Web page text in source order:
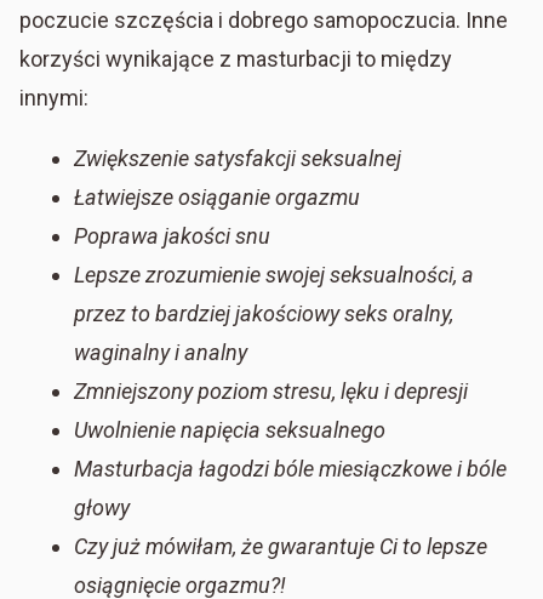
poczucie szczęścia i dobrego samopoczucia. Inne
korzyści wynikające z masturbacji to między
innymi:
Zwiększenie satysfakcji seksualnej
Łatwiejsze osiąganie orgazmu
Poprawa jakości snu
Lepsze zrozumienie swojej seksualności, a
przez to bardziej jakościowy seks oralny,
waginalny i analny
Zmniejszony poziom stresu, lęku i depresji
Uwolnienie napięcia seksualnego
Masturbacja łagodzi bóle miesiączkowe i bóle
głowy
Czy już mówiłam, że gwarantuje Ci to lepsze
osiągnięcie orgazmu?!